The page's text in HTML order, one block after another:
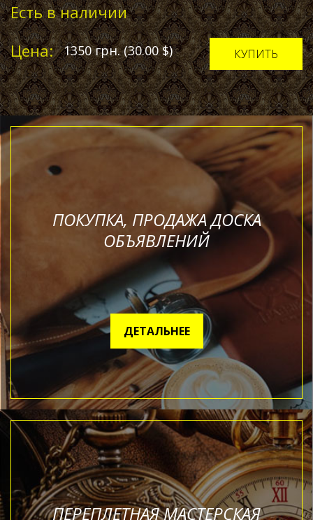
Есть в наличии
Цена:
1350 грн. (30.00$) КУПИТЬ
ПОКУПКА, ПРОДАЖА ДОСКА
ОБЪЯВЛЕНИЙ
ДЕТАЛЬНЕЕ
ПЕРЕПЛЕТНАЯ МАСТЕРСКАЯ